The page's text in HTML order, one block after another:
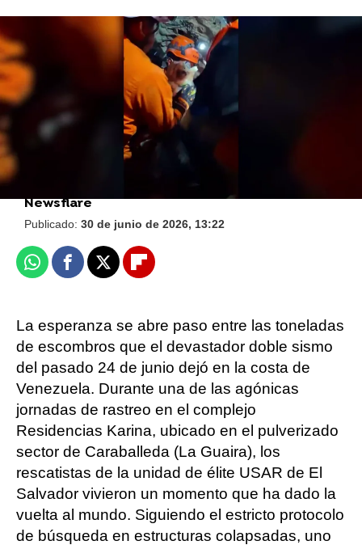
Pillado en cámara: un perro roba comida
de una tienda de mascotas en Brasil
Newsflare
Publicado: 30 de junio de 2026, 13:22
WhatsappFacebook
X Flipboard
La esperanza se abre paso entre las toneladas
de escombros que el devastador doble sismo
del pasado 24 de junio dejó en la costa de
Venezuela. Durante una de las agónicas
jornadas de rastreo en el complejo
Residencias Karina, ubicado en el pulverizado
sector de Caraballeda (La Guaira), los
rescatistas de la unidad de élite USAR de El
Salvador vivieron un momento que ha dado la
vuelta al mundo. Siguiendo el estricto protocolo
de búsqueda en estructuras colapsadas, uno